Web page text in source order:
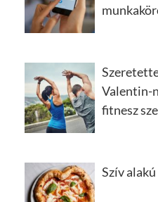
Valentin-
fitnesz
Szív